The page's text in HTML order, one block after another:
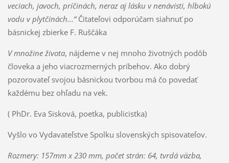
veciach, javoch, príčinách, neraz aj lásku v nenávisti, hlbokú
vodu v plytčinách...“Čitateľovi odporúčam siahnuť po
básnickej zbierke F. Ruščáka
V množine života, nájdeme v nej mnoho životných podôb
človeka a jeho viacrozmerných príbehov. Ako dobrý
pozorovateľ svojou básnickou tvorbou má čo povedať
každému bez ohľadu na vek.
( PhDr. Eva Sisková, poetka, publicistka)
Vyšlo vo Vydavateľstve Spolku slovenských spisovateľov.
Rozmery: 157mm x 230 mm, počet strán: 64, tvrdá väzba,